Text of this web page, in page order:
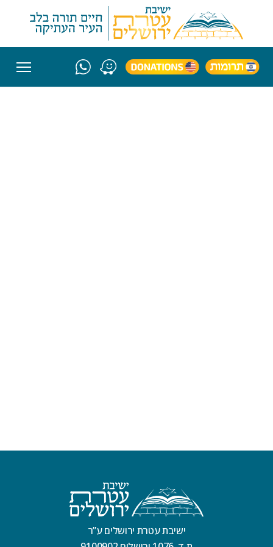
ישיבת עטרת ירושלים ע”ר